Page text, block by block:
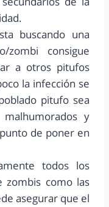
buscando una
zombi consigue
a otros pitufos
la infección se
pitufo sea
y
de poner en
todos los
zombis como las
asegurar que el